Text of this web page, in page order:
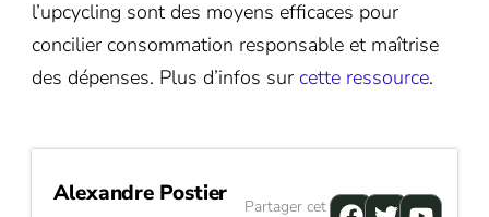
l’upcycling sont des moyens efficaces pour
concilier consommation responsable et maîtrise
des dépenses. Plus d’infos sur cette ressource.
Alexandre Postier
Partager cet
Facebook
Twitter